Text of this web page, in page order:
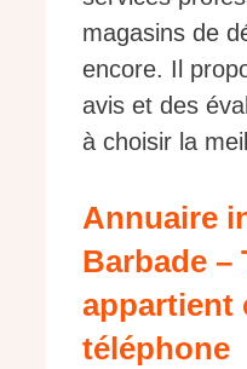
magasins de
encore. Il
avis et des
à choisir la
Annuaire
Barbade –
appartient
téléphone